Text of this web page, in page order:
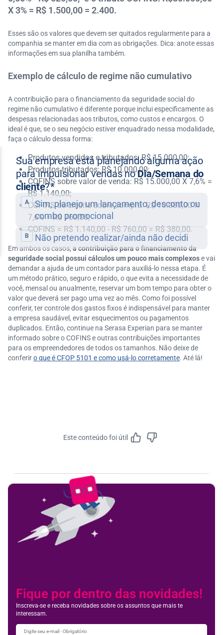
X 3% = R$ 1.500,00 = 2.400.
Esses são os valores que devem ser quitados regularmente para a
companhia se manter em dia com as obrigações. Dica: anote essas
informações em sua planilha também.
Exemplo de cálculo de regime não cumulativo
A contribuição para o financiamento da seguridade social do
regime não cumulativo é diferente porque inclui especificamente as
despesas relacionadas aos tributos, como custos e encargos. O
ideal é que, se o seu negócio estiver enquadrado nessa modalidade,
faça o cálculo dessa forma:
Produtos vendidos e tributados: R$ 15.000,00;
Produtos tributados: R$ 10.000,00;
COFINS sobre valor de venda: R$ 15.000,00 X 7,6% =
R$ 1.140,00;
COFINS de crédito sobre compra: R$ 10.000,00 X
7,6% = R$ 760,00;
COFINS = R$ 1.140,00 - R$ 760,00 = R$ 380,00.
Em ambos os casos, a contribuição para o financiamento da
seguridade social possui cálculos um pouco mais complexose vai
demandar a ajuda de um contador para auxiliá-lo nessa etapa. É
um método prático, seguro e rápido, o que evita a necessidade de
você, mensal ou anualmente, reservar um bom tempo para obter o
valor que deverá ser pago uma vez ao mês. Como foi possível
conferir, ter controle dos gastos fixos é indispensável para manter
a empresa saudável, evitar esquecimentos ou pagamentos
duplicados. Então, continue na Serasa Experian para se manter
informado sobre o COFINS e outras contribuições importantes
para os empreendedores de todos os tamanhos. Não deixe de
conferiro que é CFOP 5101 e como usá-lo corretamente. Até lá!
Este conteúdo foi útil
Fique por dentro das novidades!
Inscreva-se e receba novidades sobre os assuntos que mais te
interessam.